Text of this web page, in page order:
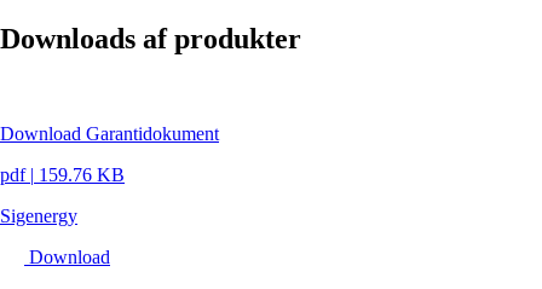
Downloads af produkter
Download Garantidokument
pdf | 159.76 KB
Sigenergy
Download